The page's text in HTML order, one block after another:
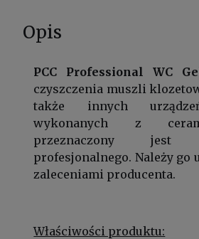
Opis
PCC Professional WC
czyszczenia muszli
także innych
wykonanych z
przeznaczony
profesjonalnego. Należy go
zaleceniami producenta.
Właściwości produktu: